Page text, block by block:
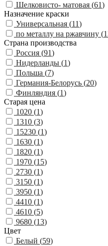
Шелковисто- матовая (61)
Назначение краски
Универсальная (11)
по металлу на ржавчину (
Страна производства
Россия (91)
Нидерланды (1)
Польша (7)
Германия-Белорусь (20)
Финляндия (1)
Старая цена
1020 (1)
1310 (3)
15230 (1)
1630 (1)
1820 (1)
1970 (15)
2730 (1)
3150 (1)
3950 (1)
4410 (1)
4610 (5)
9680 (13)
Цвет
Белый (59)